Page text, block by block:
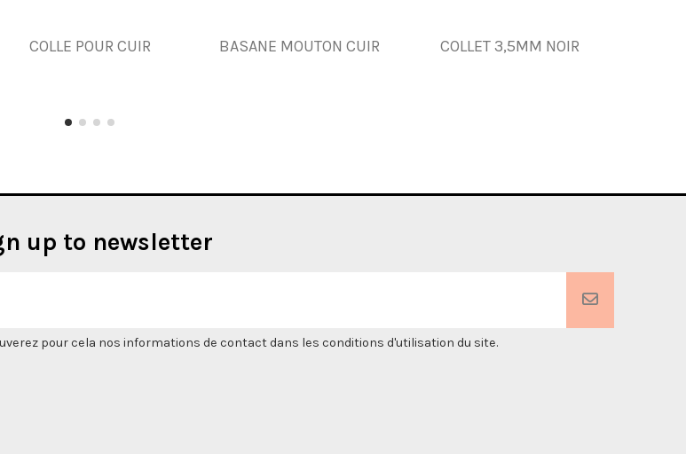
COLLE POUR CUIR BASANE MOUTON CUIR COLLET 3,5MM NOIR
up to newsletter
pour cela nos informations de contact dans les conditions d'utilisation du site.